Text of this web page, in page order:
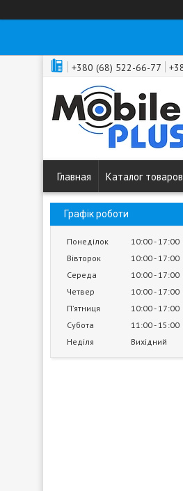
+380 (68) 522-66-77
Главная Каталог товаров
Графік роботи
Понеділок 10:00 17:00
Вівторок
10:00 17:00
Середа
10:00 17:00
Четвер
10:00 17:00
Пʼятниця
10:00 17:00
Субота
11:00 15:00
Неділя
Вихідний